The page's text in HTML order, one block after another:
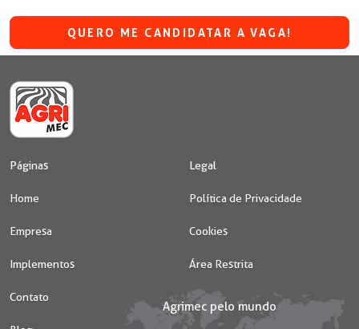
QUERO ME CANDIDATAR A VAGA!
Páginas
Home
Empresa
Implementos
Contato
Legal
Política de Privacidade
Cookies
Área Restrita